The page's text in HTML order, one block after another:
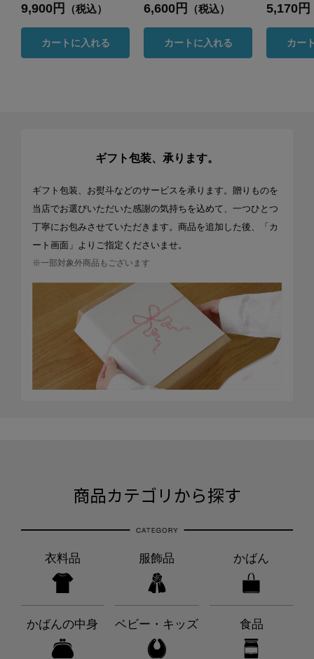
9,900円 （税込）
カートに入れる
6,600円 （税込）
カートに入れる
5,170円
カー
ギフト包装、承ります。
ギフト包装、お熨斗などのサービスを承ります。贈りものを
当店でお選びいただいた感謝の気持ちを込めて、一つひとつ
丁寧にお包みさせていただきます。商品を追加した後、「カ
ート画面」よりご指定くださいませ。
※一部対象外商品もございます
商品カテゴリから探す
衣料品 服飾品 かばん
かばんの中身 ベビー・キッズ 食品